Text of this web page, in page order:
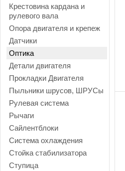
Крестовина кардана и
рулевого вала
Опора двигателя и крепеж
Датчики
Оптика
Детали двигателя
Прокладки Двигателя
Пыльники шрусов, ШРУСы
Рулевая система
Рычаги
Сайлентблоки
Система охлаждения
Стойка стабилизатора
Ступица